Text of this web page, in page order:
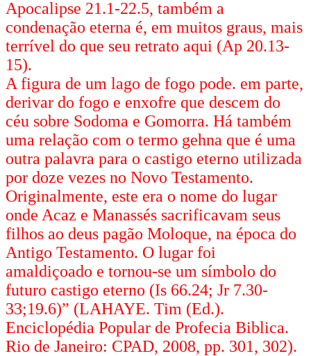
Apocalipse 21.1-22.5, também a
condenação eterna é, em muitos graus, mais
terrível do que seu retrato aqui (Ap 20.13-
15).
A figura de um lago de fogo pode. em parte,
derivar do fogo e enxofre que descem do
céu sobre Sodoma e Gomorra. Há também
uma relação com o termo gehna que é uma
outra palavra para o castigo eterno utilizada
por doze vezes no Novo Testamento.
Originalmente, este era o nome do lugar
onde Acaz e Manassés sacrificavam seus
filhos ao deus pagão Moloque, na época do
Antigo Testamento. O lugar foi
amaldiçoado e tornou-se um símbolo do
futuro castigo eterno (Is 66.24; Jr 7.30-
33;19.6)” (LAHAYE. Tim (Ed.).
Enciclopédia Popular de Profecia Biblica.
Rio de Janeiro: CPAD, 2008, pp. 301, 302).